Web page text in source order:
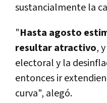
sustancialmente la
"Hasta agosto
resultar atractivo,
electoral y la
entonces ir
curva", alegó.